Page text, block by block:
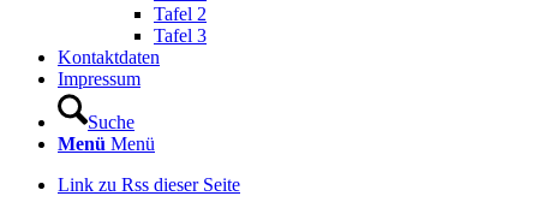
Tafel 2
Tafel 3
Kontaktdaten
Impressum
Suche
Menü Menü
Link zu Rss dieser Seite